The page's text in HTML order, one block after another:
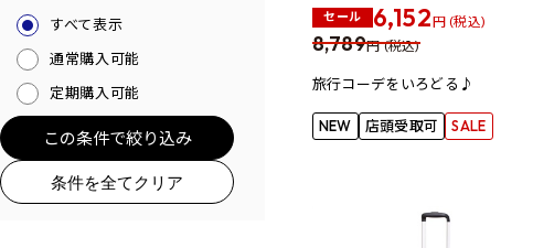
すべて表示
通常購入可能
定期購入可能
この条件で絞り込み
条件を全てクリア
セール 6,152円 (税込)
8,789円 (税込)
旅行コーデをいろどる♪
NEW 店頭受取可 SALE